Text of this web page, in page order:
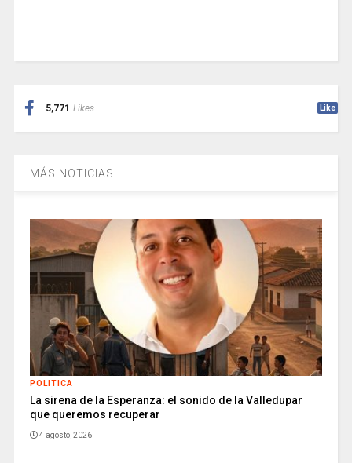
5,771 Likes Like
MÁS NOTICIAS
POLITICA
La sirena de la Esperanza: el sonido de la Valledupar
que queremos recuperar
4 agosto, 2026